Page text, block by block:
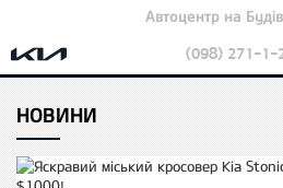
Автоцентр на
(098) 271-1-
НОВИНИ